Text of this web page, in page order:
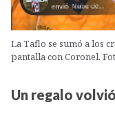
La Taflo se sumó a los
pantalla con Coronel.
Un regalo